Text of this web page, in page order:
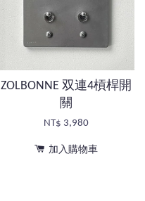
ZOLBONNE 双連4槓桿開
關
NT$ 3,980
加入購物車